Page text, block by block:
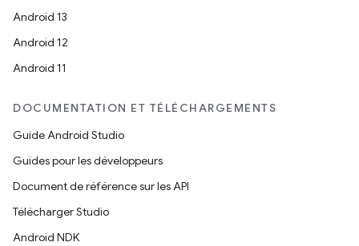
Android 13
Android 12
Android 11
DOCUMENTATION ET TÉLÉCHARGEMENTS
Guide Android Studio
Guides pour les développeurs
Document de référence sur les API
Télécharger Studio
Android NDK